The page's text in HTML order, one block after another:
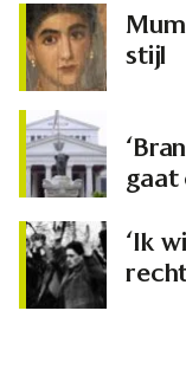
stijl
gaat
‘Ik